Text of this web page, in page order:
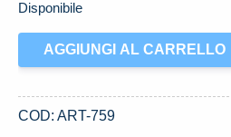
Disponibile
ALTERNATORE
USATO
1998
AGGIUNGI AL CARRELLO
COD: ART-759